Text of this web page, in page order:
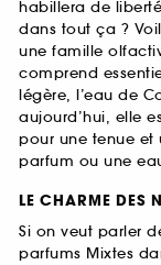
habillera de
dans tout ça ?
une famille
comprend
légère, l’eau de
aujourd’hui, elle
pour une tenue et
parfum ou une
LE CHARME DES
Si on veut parler
parfums Mixtes